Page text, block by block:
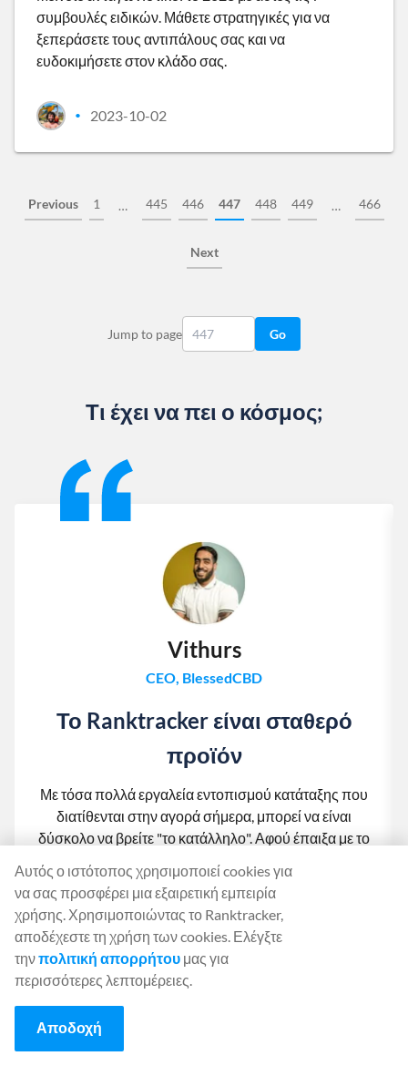
συμβουλές ειδικών. Μάθετε στρατηγικές για να
ξεπεράσετε τους αντιπάλους σας και να
ευδοκιμήσετε στον κλάδο σας.
• 2023-10-02
Previous 1 … 445 446 447 448 449 … 466
Next
Jump to page Go
Τι έχει να πει ο κόσμος;
1 2 3
Vithurs
CEO, BlessedCBD
Το Ranktracker είναι σταθερό
προϊόν
Με τόσα πολλά εργαλεία εντοπισμού κατάταξης που
διατίθενται στην αγορά σήμερα, μπορεί να είναι
δύσκολο να βρείτε "το κατάλληλο". Αφού έπαιξα με το
του με τον Felix, μου είναι σαφές ότι έχουν ένα σταθερό
προϊόν. Για όποιον έχει ακόμα αμφιβολίες,
προσφέρουν μια δωρεάν δοκιμή 7 ημερών, η οποία
σας επιτρέπει να εξερευνήσετε το εργαλείο πριν
πάρετε μια απόφαση!
Αυτός ο ιστότοπος χρησιμοποιεί cookies για
να σας προσφέρει μια εξαιρετική εμπειρία
χρήσης. Χρησιμοποιώντας το Ranktracker,
αποδέχεστε τη χρήση των cookies. Ελέγξτε
τηνπολιτική απορρήτου μας για
περισσότερες λεπτομέρειες.
Αποδοχή